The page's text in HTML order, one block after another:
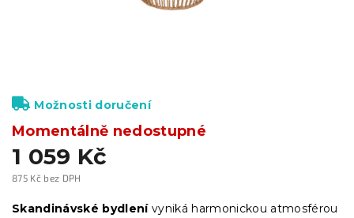
1 059 Kč
875 Kč bez DPH
cena:
Momentálně nedostupné
Možnosti doručení
Skandinávské bydlení vyniká harmonickou atmosférou